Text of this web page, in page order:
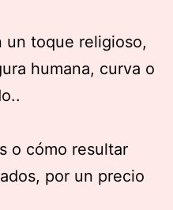
un toque religioso,
humana, curva o
o cómo resultar
por un precio